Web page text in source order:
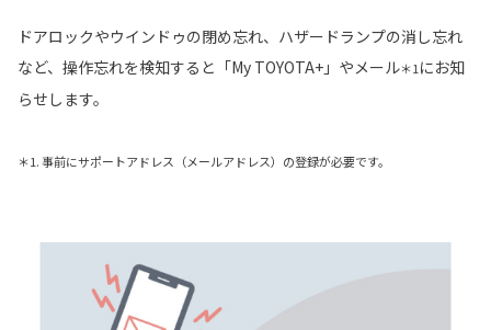
ドアロックやウインドゥの閉め忘れ、ハザードランプの消し忘れ
など、操作忘れを検知すると「My TOYOTA+」やメール＊1 にお知
らせします。
＊1. 事前にサポートアドレス（メールアドレス）の登録が必要です。